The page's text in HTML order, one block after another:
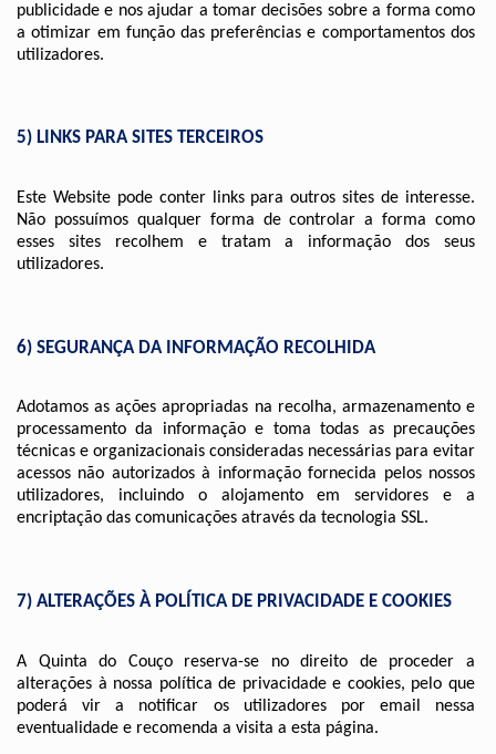
publicidade e nos ajudar a tomar decisões sobre a forma como
a otimizar em função das preferências e comportamentos dos
utilizadores.
5) LINKS PARA SITES TERCEIROS
Este Website pode conter links para outros sites de interesse.
Não possuímos qualquer forma de controlar a forma como
esses sites recolhem e tratam a informação dos seus
utilizadores.
6) SEGURANÇA DA INFORMAÇÃO RECOLHIDA
Adotamos as ações apropriadas na recolha, armazenamento e
processamento da informação e toma todas as precauções
técnicas e organizacionais consideradas necessárias para evitar
acessos não autorizados à informação fornecida pelos nossos
utilizadores, incluindo o alojamento em servidores e a
encriptação das comunicações através da tecnologia SSL.
7) ALTERAÇÕES À POLÍTICA DE PRIVACIDADE E COOKIES
A Quinta do Couço reserva-se no direito de proceder a
alterações à nossa política de privacidade e cookies, pelo que
poderá vir a notificar os utilizadores por email nessa
eventualidade e recomenda a visita a esta página.